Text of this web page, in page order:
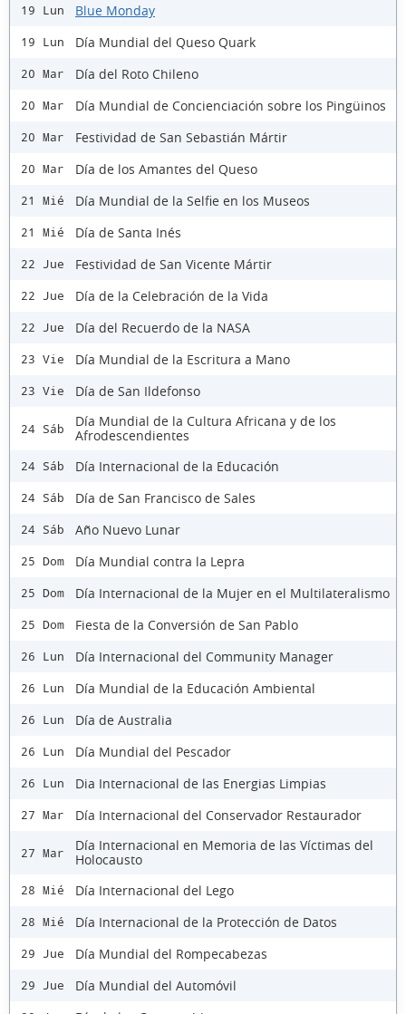
19 Lun Blue Monday
19 Lun Día Mundial del Queso Quark
20 Mar Día del Roto Chileno
20 Mar Día Mundial de Concienciación sobre los Pingüinos
20 Mar Festividad de San Sebastián Mártir
20 Mar Día de los Amantes del Queso
21 Mié Día Mundial de la Selfie en los Museos
21 Mié Día de Santa Inés
22 Jue Festividad de San Vicente Mártir
22 Jue Día de la Celebración de la Vida
22 Jue Día del Recuerdo de la NASA
23 Vie Día Mundial de la Escritura a Mano
23 Vie Día de San Ildefonso
24 Sáb
Día Mundial de la Cultura Africana y de los
Afrodescendientes
24 Sáb Día Internacional de la Educación
24 Sáb Día de San Francisco de Sales
24 Sáb Año Nuevo Lunar
25 Dom Día Mundial contra la Lepra
25 Dom Día Internacional de la Mujer en el Multilateralismo
25 Dom Fiesta de la Conversión de San Pablo
26 Lun Día Internacional del Community Manager
26 Lun Día Mundial de la Educación Ambiental
26 Lun Día de Australia
26 Lun Día Mundial del Pescador
26 Lun Dia Internacional de las Energias Limpias
27 Mar Día Internacional del Conservador Restaurador
27 Mar
Día Internacional en Memoria de las Víctimas del
Holocausto
28 Mié Día Internacional del Lego
28 Mié Día Internacional de la Protección de Datos
29 Jue Día Mundial del Rompecabezas
29 Jue Día Mundial del Automóvil